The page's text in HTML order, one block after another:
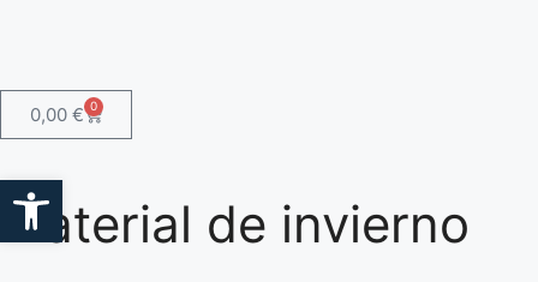
0,00 € 0
Material de invierno
Abrir barra de herramientas